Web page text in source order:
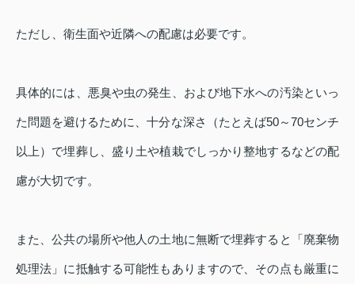
ただし、衛生面や近隣への配慮は必要です。
具体的には、悪臭や虫の発生、および地下水への汚染といっ
た問題を避けるために、十分な深さ（たとえば50～70センチ
以上）で埋葬し、盛り土や植栽でしっかり整地するなどの配
慮が大切です。
また、公共の場所や他人の土地に無断で埋葬すると「廃棄物
処理法」に抵触する可能性もありますので、その点も厳重に